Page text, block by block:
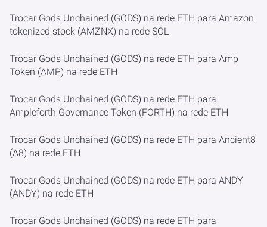
Trocar Gods Unchained (GODS) na rede ETH para Amazon
tokenized stock (AMZNX) na rede SOL
Trocar Gods Unchained (GODS) na rede ETH para Amp
Token (AMP) na rede ETH
Trocar Gods Unchained (GODS) na rede ETH para
Ampleforth Governance Token (FORTH) na rede ETH
Trocar Gods Unchained (GODS) na rede ETH para Ancient8
(A8) na rede ETH
Trocar Gods Unchained (GODS) na rede ETH para ANDY
(ANDY) na rede ETH
Trocar Gods Unchained (GODS) na rede ETH para